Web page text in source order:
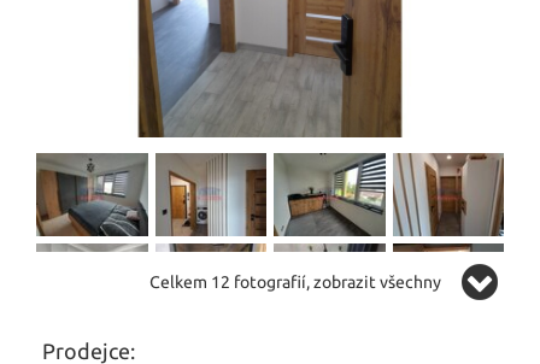
Celkem 12 fotografií, zobrazit všechny
Prodejce: